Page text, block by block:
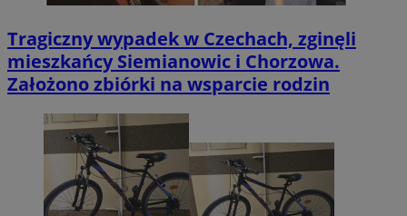
Tragiczny wypadek w Czechach, zginęli
mieszkańcy Siemianowic i Chorzowa.
Założono zbiórki na wsparcie rodzin